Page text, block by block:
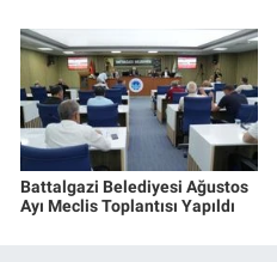
Battalgazi Belediyesi Ağustos
Ayı Meclis Toplantısı Yapıldı